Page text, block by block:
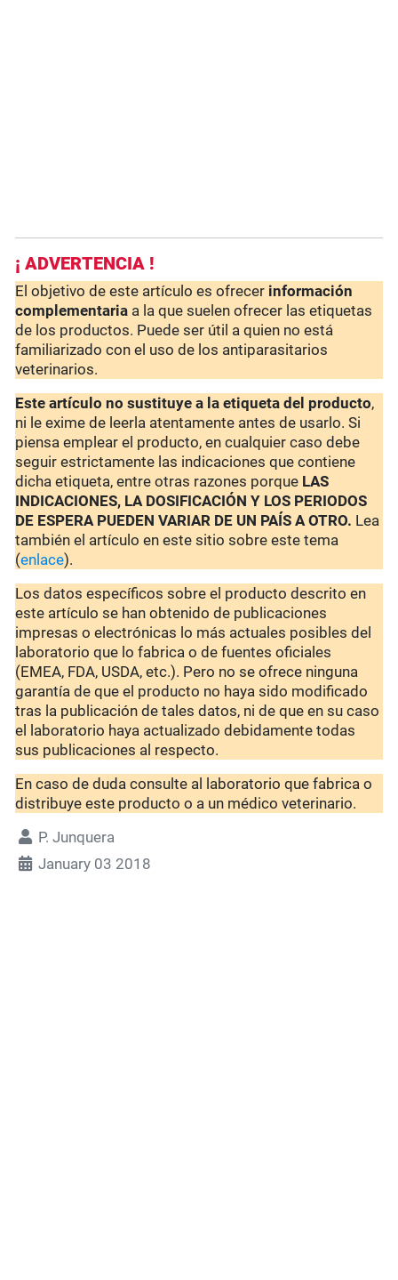
¡ ADVERTENCIA !
El objetivo de este artículo es ofrecer información
complementaria a la que suelen ofrecer las etiquetas
de los productos. Puede ser útil a quien no está
familiarizado con el uso de los antiparasitarios
veterinarios.
Este artículo no sustituye a la etiqueta del producto,
ni le exime de leerla atentamente antes de usarlo. Si
piensa emplear el producto, en cualquier caso debe
seguir estrictamente las indicaciones que contiene
dicha etiqueta, entre otras razones porque LAS
INDICACIONES, LA DOSIFICACIÓN Y LOS PERIODOS
DE ESPERA PUEDEN VARIAR DE UN PAÍS A OTRO. Lea
también el artículo en este sitio sobre este tema
(enlace).
Los datos específicos sobre el producto descrito en
este artículo se han obtenido de publicaciones
impresas o electrónicas lo más actuales posibles del
laboratorio que lo fabrica o de fuentes oficiales
(EMEA, FDA, USDA, etc.). Pero no se ofrece ninguna
garantía de que el producto no haya sido modificado
tras la publicación de tales datos, ni de que en su caso
el laboratorio haya actualizado debidamente todas
sus publicaciones al respecto.
En caso de duda consulte al laboratorio que fabrica o
distribuye este producto o a un médico veterinario.
P. Junquera
January 03 2018